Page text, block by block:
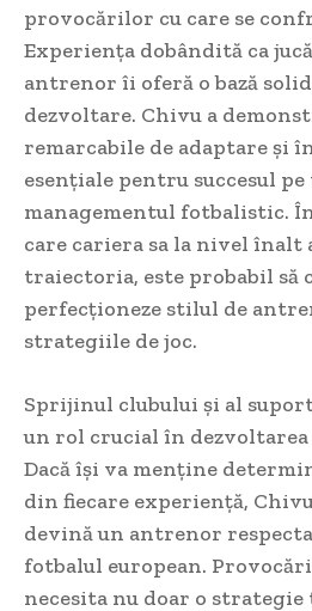
provocărilor cu care se
Experiența dobândită ca
antrenor îi oferă o bază
dezvoltare. Chivu a
remarcabile de adaptare și
esențiale pentru succesul
managementul fotbalistic.
care cariera sa la nivel înalt
traiectoria, este probabil să
perfecționeze stilul de
strategiile de joc.
Sprijinul clubului și al
un rol crucial în dezvoltarea
Dacă își va menține
din fiecare experiență,
devină un antrenor
fotbalul european.
necesita nu doar o